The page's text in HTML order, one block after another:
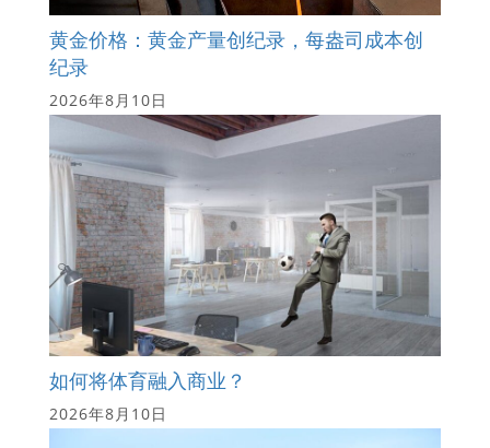
黄金价格：黄金产量创纪录，每盎司成本创
纪录
2026年8月10日
如何将体育融入商业？
2026年8月10日